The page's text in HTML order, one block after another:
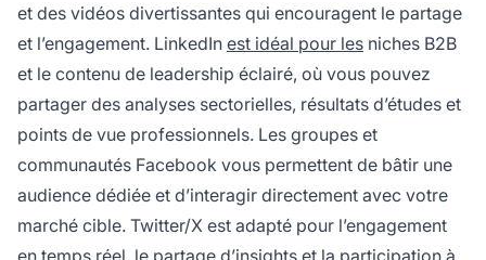
et des vidéos divertissantes qui encouragent le partage
et l’engagement. LinkedIn est idéal pour les niches B2B
et le contenu de leadership éclairé, où vous pouvez
partager des analyses sectorielles, résultats d’études et
points de vue professionnels. Les groupes et
communautés Facebook vous permettent de bâtir une
audience dédiée et d’interagir directement avec votre
marché cible. Twitter/X est adapté pour l’engagement